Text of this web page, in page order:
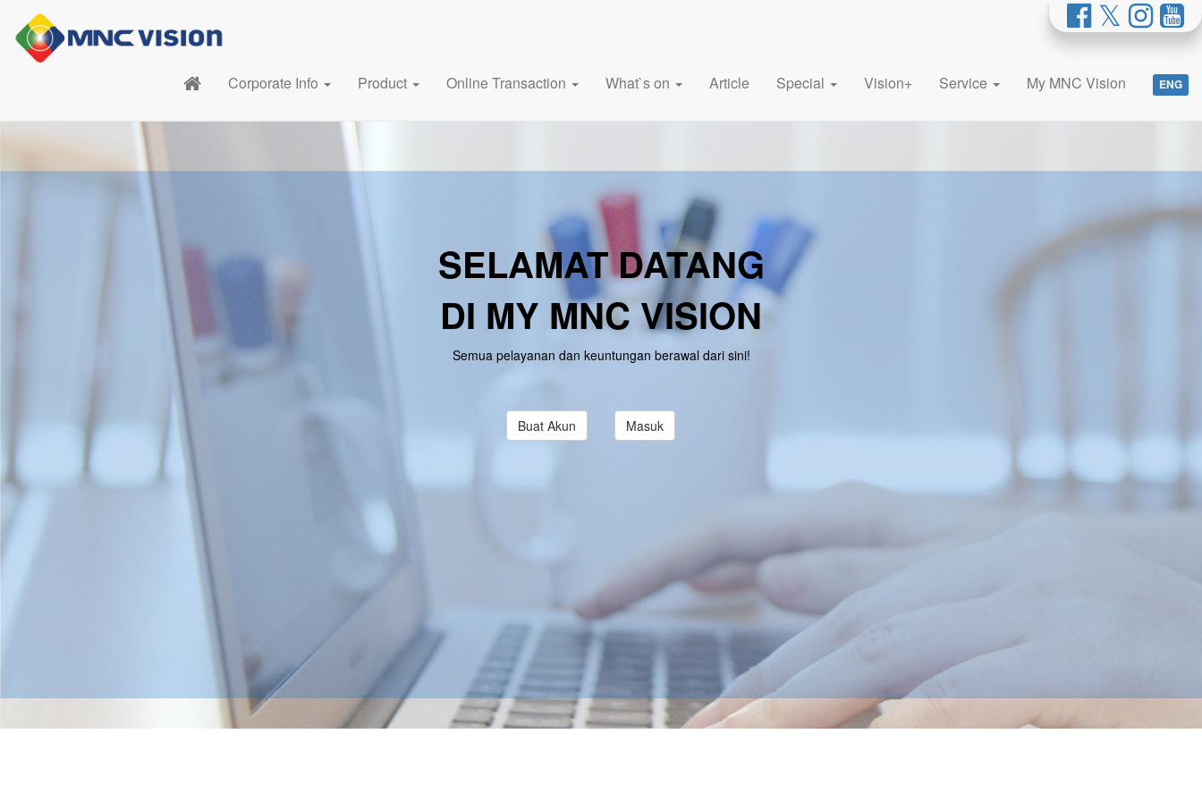
Corporate Info Product Online Transaction What`s on Article Special Vision+ Service My MNC Vision ENG
SELAMAT DATANG
DI MY MNC VISION
Semua pelayanan dan keuntungan berawal dari sini!
Buat Akun Masuk